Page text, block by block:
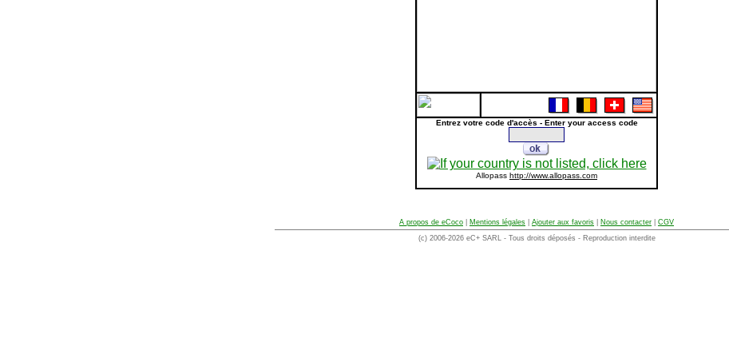
Entrez votre code d'accès - Enter your access code
Allopass http://www.allopass.com
A propos de eCoco Mentions légales Ajouter aux favoris Nous contacter
CGV
(c) 2006-2026 eC+ SARL - Tous droits déposés - Reproduction interdite